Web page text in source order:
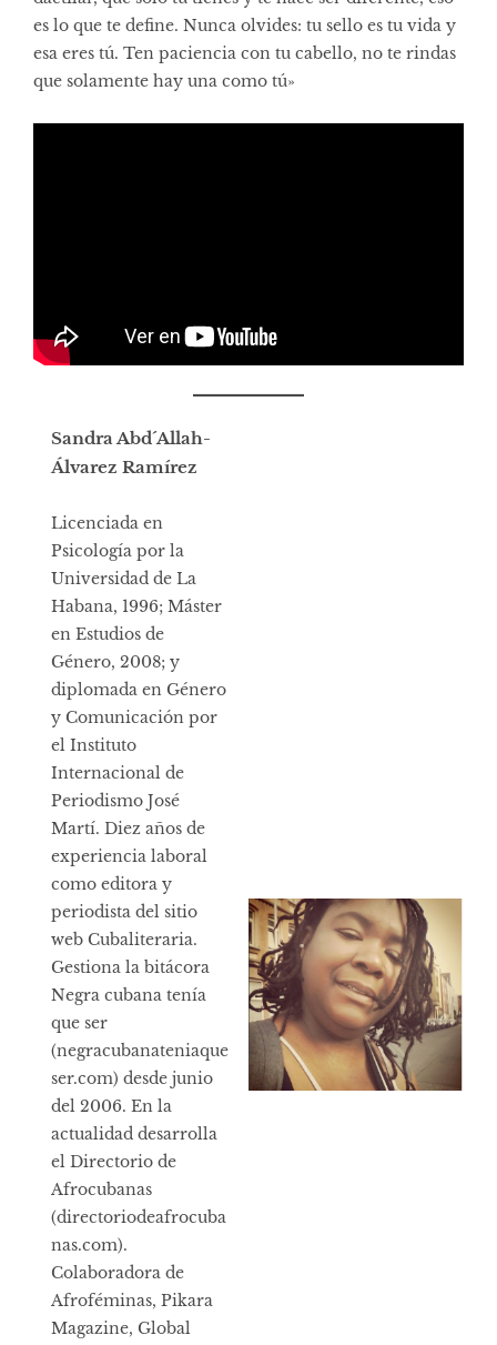
es lo que te define. Nunca olvides: tu sello es tu vida y
esa eres tú. Ten paciencia con tu cabello, no te rindas
que solamente hay una como tú»
Sandra Abd´Allah-
Álvarez Ramírez
Licenciada en
Psicología por la
Universidad de La
Habana, 1996; Máster
en Estudios de
Género, 2008; y
diplomada en Género
y Comunicación por
el Instituto
Internacional de
Periodismo José
Martí. Diez años de
experiencia laboral
como editora y
periodista del sitio
web Cubaliteraria.
Gestiona la bitácora
Negra cubana tenía
que ser
(negracubanateniaque
ser.com) desde junio
del 2006. En la
actualidad desarrolla
el Directorio de
Afrocubanas
(directoriodeafrocuba
nas.com).
Colaboradora de
Afroféminas, Pikara
Magazine, Global